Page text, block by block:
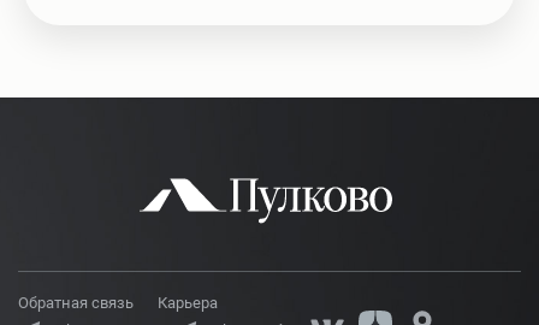
Обратная связь
Карьера